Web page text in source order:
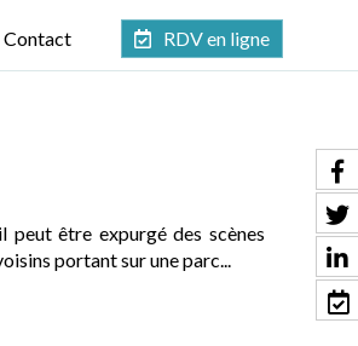
Contact RDV en ligne
être expurgé des scènes
portant sur une parc...